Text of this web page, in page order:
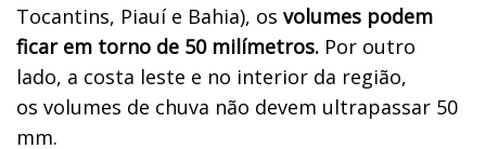
Tocantins, Piauí e Bahia), os volumes podem
ficar em torno de 50 milímetros. Por outro
lado, a costa leste e no interior da região,
os volumes de chuva não devem ultrapassar 50
mm.